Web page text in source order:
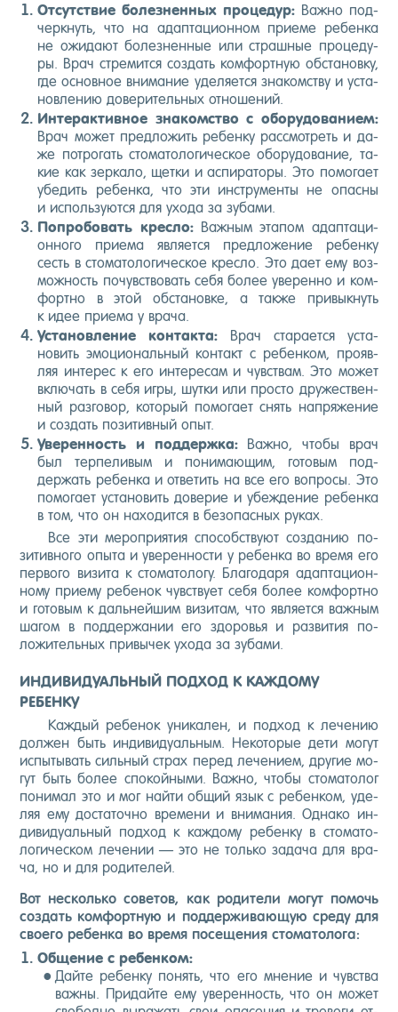
От­сутс­твие бо­лез­ненных про­цедур:Важ­но под­
чер­кнуть, что на адап­та­ци­он­ном при­еме ре­бен­ка
не ожи­да­ют бо­лез­ненные или страш­ные про­цеду­
ры. Врач стре­мит­ся соз­дать ком­фор­тную об­ста­нов­ку,
где ос­новное вни­мание уде­ля­ет­ся зна­комс­тву и ус­та­
нов­ле­нию до­вери­тель­ных от­но­шений.
Ин­те­рак­тивное зна­комс­тво с обо­рудо­вани­ем:
Врач мо­жет пред­ло­жить ре­бен­ку рас­смот­реть и да­
же пот­ро­гать сто­мато­логи­чес­кое обо­рудо­вание, та­
кие как зер­ка­ло, щет­ки и ас­пи­рато­ры. Это по­мога­ет
убе­дить ре­бен­ка, что эти инс­тру­мен­ты не опас­ны
и ис­поль­зу­ют­ся для ухо­да за зу­бами.
Поп­ро­бовать крес­ло:Важ­ным эта­пом адап­та­ци­
он­но­го при­ема яв­ля­ет­ся пред­ло­жение ре­бен­ку
сесть в сто­мато­логи­чес­кое крес­ло. Это да­ет ему воз­
можность по­чувс­тво­вать се­бя бо­лее уве­рен­но и ком­
фор­тно в этой об­ста­нов­ке, а так­же при­вык­нуть
к идее при­ема у вра­ча.
Ус­та­нов­ле­ние кон­такта: Врач ста­ра­ет­ся ус­та­
новить эмо­ци­ональ­ный кон­такт с ре­бен­ком, про­яв­
ляя ин­те­рес к его ин­те­ресам и чувс­твам. Это мо­жет
вклю­чать в се­бя иг­ры, шут­ки или прос­то дру­жес­твен­
ный раз­го­вор, ко­торый по­мога­ет снять нап­ря­жение
и соз­дать по­зитив­ный опыт.
Уве­рен­ность и под­дер­жка:Важ­но, что­бы врач
был тер­пе­ливым и по­нима­ющим, го­товым под­
держать ре­бен­ка и от­ве­тить на все его воп­ро­сы. Это
по­мога­ет ус­та­новить до­верие и убеж­де­ние ре­бен­ка
в том, что он на­ходит­ся в бе­зопас­ных ру­ках.
Все эти ме­роп­ри­ятия спо­собс­тву­ют соз­да­нию по­
зитив­но­го опы­та и уве­рен­ности у ре­бен­ка во вре­мя его
пер­во­го ви­зита к сто­мато­логу. Бла­года­ря адап­та­ци­он­
но­му при­ему ре­бенок чувс­тву­ет се­бя бо­лее ком­фор­тно
и го­товым к даль­ней­шим ви­зитам, что яв­ля­ет­ся важ­ным
ша­гом в под­держа­нии его здо­ровья и раз­ви­тия по­
ложи­тель­ных при­вычек ухо­да за зу­бами.
ИНДИВИДУАЛЬНЫЙ ПОДХОД К КАЖДОМУ
РЕБЕНКУ
Каж­дый ре­бенок уни­кален, и под­ход к ле­чению
дол­жен быть ин­ди­виду­аль­ным. Не­кото­рые де­ти мо­гут
ис­пы­тывать силь­ный страх пе­ред ле­чени­ем, дру­гие мо­
гут быть бо­лее спо­кой­ны­ми. Важ­но, что­бы сто­мато­лог
по­нимал это и мог най­ти об­щий язык с ре­бен­ком, уде­
ляя ему дос­та­точ­но вре­мени и вни­мания. Од­на­ко ин­
ди­виду­аль­ный под­ход к каж­до­му ре­бен­ку в сто­мато­
логи­чес­ком ле­чении — это не толь­ко за­дача для вра­
ча, но и для ро­дите­лей.
Вот нес­коль­ко со­ветов, как ро­дите­ли мо­гут по­мочь
соз­дать ком­фор­тную и под­держи­ва­ющую сре­ду для
сво­его ре­бен­ка во вре­мя по­сеще­ния сто­мато­лога:
Об­ще­ние с ре­бен­ком:
Дай­те ре­бен­ку по­нять, что его мне­ние и чувс­тва
важ­ны. При­дай­те ему уве­рен­ность, что он мо­жет